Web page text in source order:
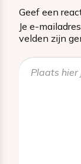
Geef een
Je e-
velden zijn